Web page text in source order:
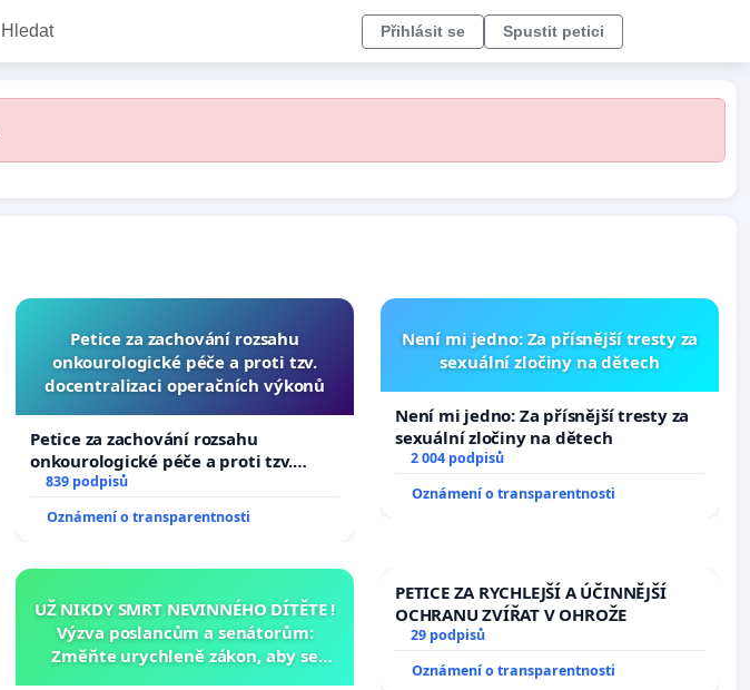
Hledat Přihlásit se Spustit petici
Petice za zachování rozsahu
onkourologické péče a proti tzv.
docentralizaci operačních výkonů
Petice za zachování rozsahu
onkourologické péče a proti tzv.
docentralizaci operačních výkonů
839 podpisů
Oznámení o transparentnosti
Není mi jedno: Za přísnější tresty za
sexuální zločiny na dětech
Není mi jedno: Za přísnější tresty za
sexuální zločiny na dětech
2 004 podpisů
Oznámení o transparentnosti
UŽ NIKDY SMRT NEVINNÉHO DÍTĚTE !
Výzva poslancům a senátorům:
Změňte urychleně zákon, aby se
PETICE ZA RYCHLEJŠÍ A ÚČINNĚJŠÍ
OCHRANU ZVÍŘAT V OHROŽE
29 podpisů
Oznámení o transparentnosti